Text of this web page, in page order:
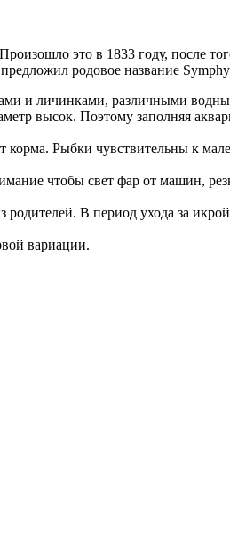
это в 1833 году, после
родовое название
и личинками, различными
высок. Поэтому заполняя
корма. Рыбки чувствительны к
чтобы свет фар от машин,
В период ухода за
вариации.